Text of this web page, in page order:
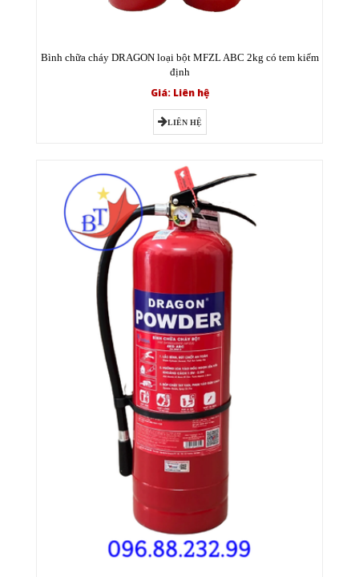
Bình chữa cháy DRAGON loại bột MFZL ABC 2kg có tem kiểm
định
Giá: Liên hệ
LIÊN HỆ